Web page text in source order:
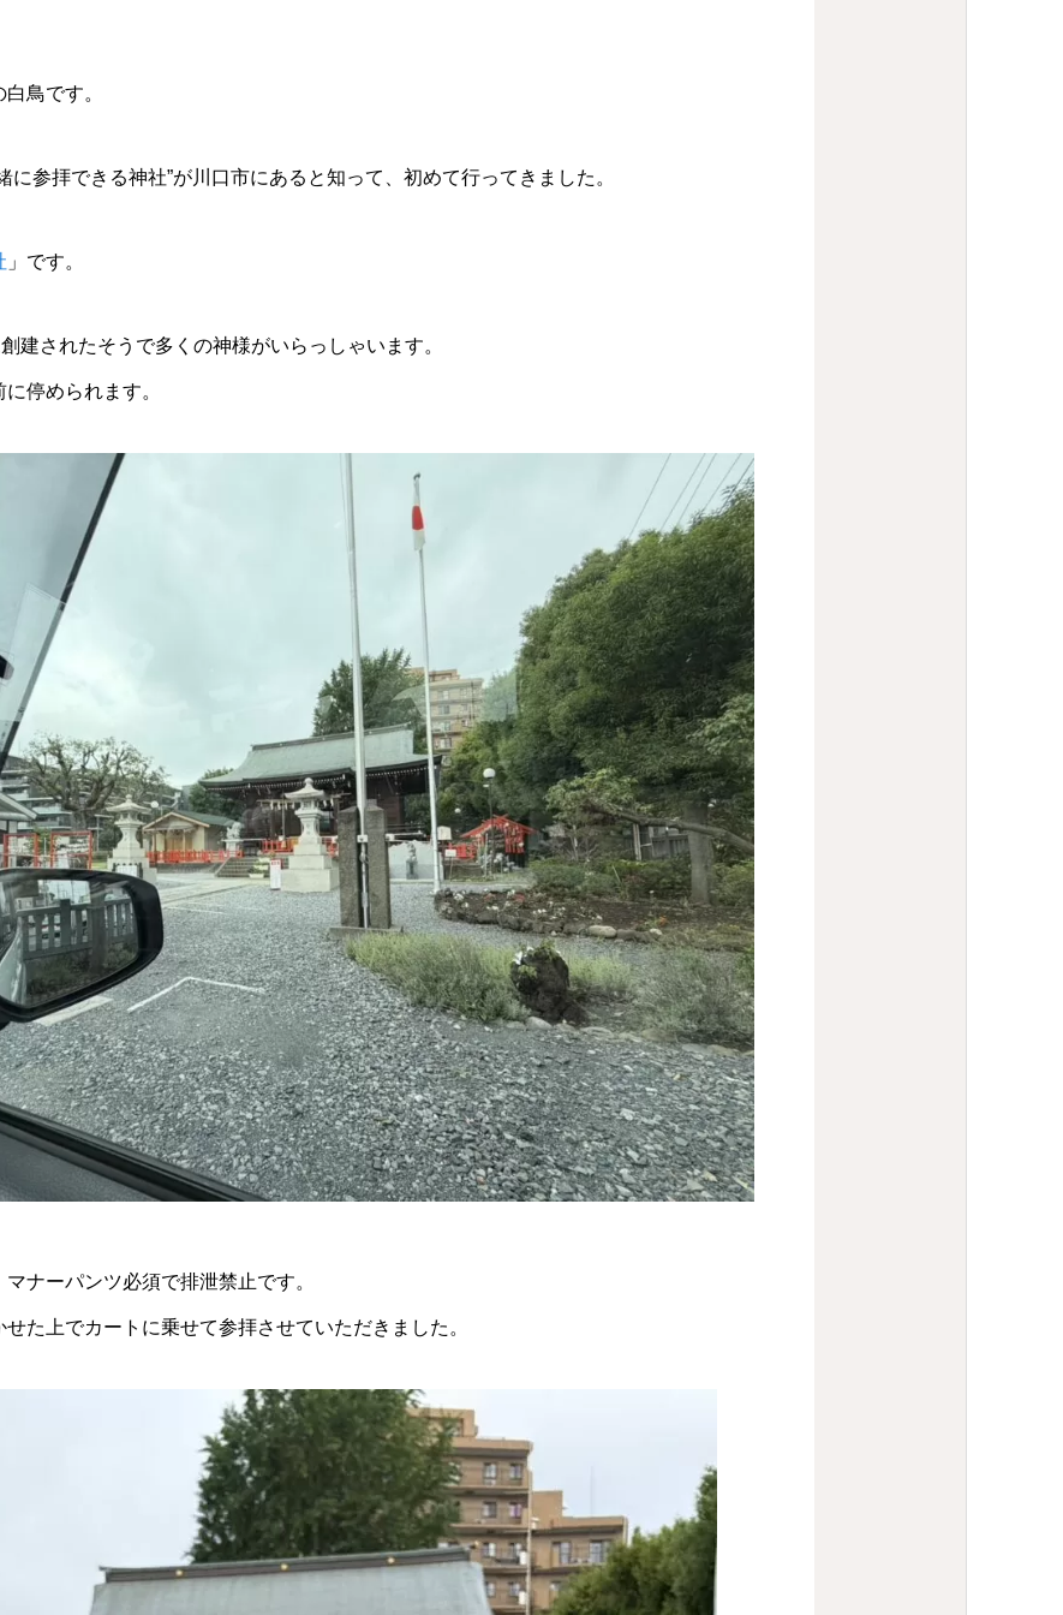
鳥です。
に参拝できる神社”が川口市にあると知って、初めて行ってきました。
」です。
建されたそうで多くの神様がいらっしゃいます。
停められます。
ナーパンツ必須で排泄禁止です。
た上でカートに乗せて参拝させていただきました。